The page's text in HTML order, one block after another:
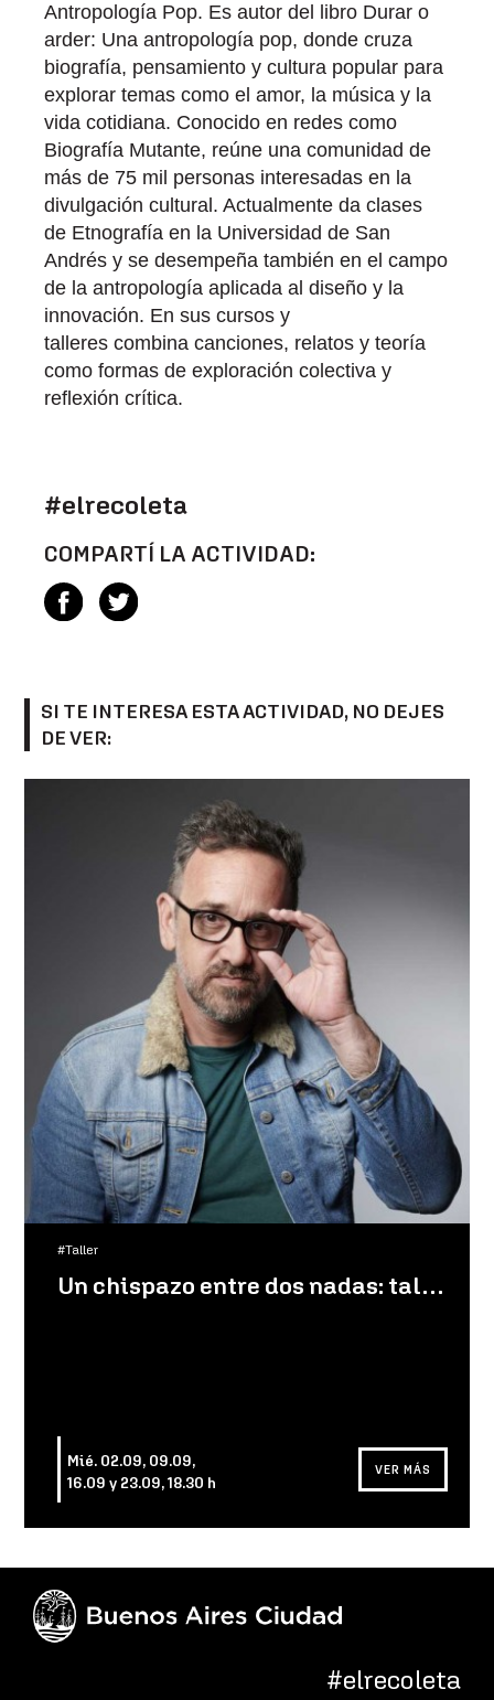
Antropología Pop. Es autor del libro Durar o
arder: Una antropología pop, donde cruza
biografía, pensamiento y cultura popular para
explorar temas como el amor, la música y la
vida cotidiana. Conocido en redes como
Biografía Mutante, reúne una comunidad de
más de 75 mil personas interesadas en la
divulgación cultural. Actualmente da clases
de Etnografía en la Universidad de San
Andrés y se desempeña también en el campo
de la antropología aplicada al diseño y la
innovación. En sus cursos y
talleres combina canciones, relatos y teoría
como formas de exploración colectiva y
reflexión crítica.
#elrecoleta
COMPARTÍ LA ACTIVIDAD:
SI TE INTERESA ESTA ACTIVIDAD, NO DEJES
DE VER:
#Taller
Un chispazo entre dos nadas: taller de cuento con Luciano Lamberti
Mié. 02.09, 09.09,
16.09 y 23.09, 18.30 h
VER MÁS
#elrecoleta